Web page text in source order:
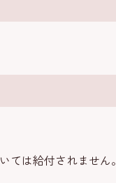
は給付されません。